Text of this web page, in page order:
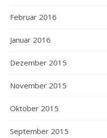
Februar 2016
Januar 2016
Dezember 2015
November 2015
Oktober 2015
September 2015